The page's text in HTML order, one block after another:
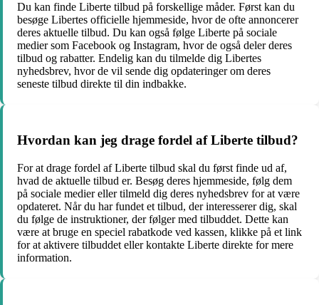
Du kan finde Liberte tilbud på forskellige måder. Først kan du
besøge Libertes officielle hjemmeside, hvor de ofte annoncerer
deres aktuelle tilbud. Du kan også følge Liberte på sociale
medier som Facebook og Instagram, hvor de også deler deres
tilbud og rabatter. Endelig kan du tilmelde dig Libertes
nyhedsbrev, hvor de vil sende dig opdateringer om deres
seneste tilbud direkte til din indbakke.
Hvordan kan jeg drage fordel af Liberte tilbud?
For at drage fordel af Liberte tilbud skal du først finde ud af,
hvad de aktuelle tilbud er. Besøg deres hjemmeside, følg dem
på sociale medier eller tilmeld dig deres nyhedsbrev for at være
opdateret. Når du har fundet et tilbud, der interesserer dig, skal
du følge de instruktioner, der følger med tilbuddet. Dette kan
være at bruge en speciel rabatkode ved kassen, klikke på et link
for at aktivere tilbuddet eller kontakte Liberte direkte for mere
information.